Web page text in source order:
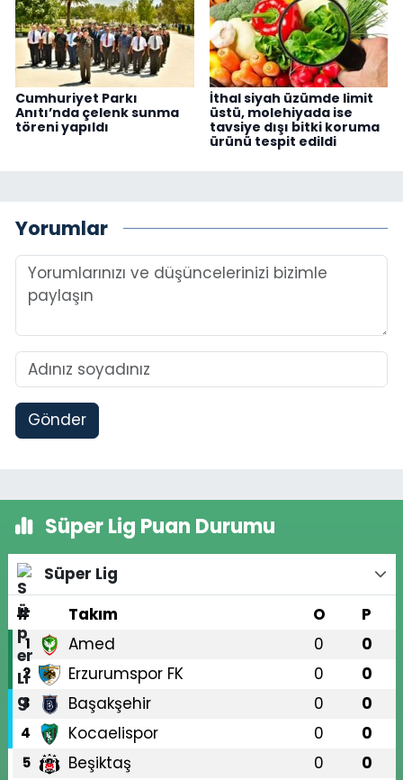
Cumhuriyet Parkı
Anıtı’nda çelenk sunma
töreni yapıldı
İthal siyah üzümde limit
üstü, molehiyada ise
tavsiye dışı bitki koruma
ürünü tespit edildi
Yorumlar
Gönder
Süper Lig Puan Durumu
Süper Lig
#
Takım O P
1 Amed 0 0
2 Erzurumspor FK 0 0
3 Başakşehir 0 0
4 Kocaelispor 0 0
5 Beşiktaş 0 0